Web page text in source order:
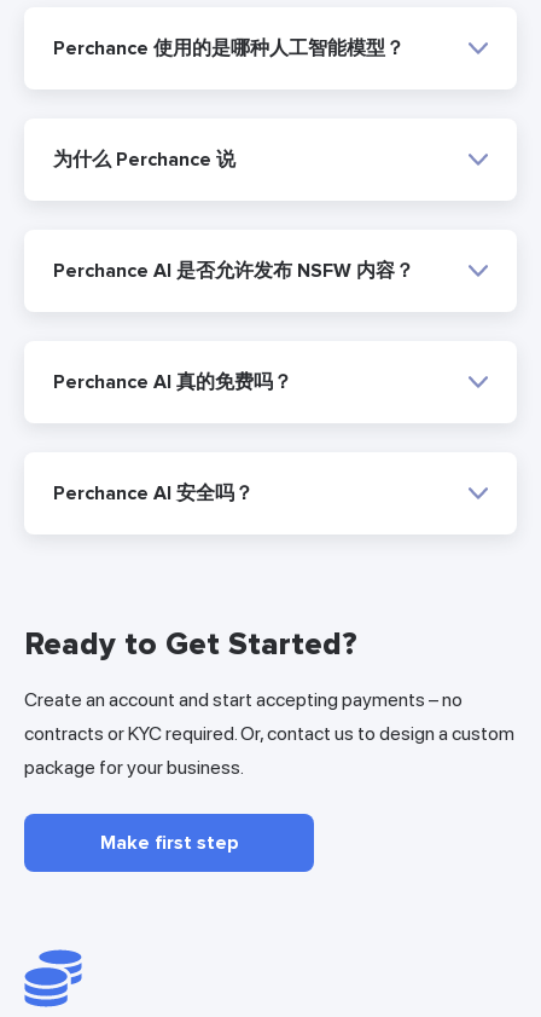
Perchance 使用的是哪种人工智能模型？
为什么 Perchance 说
Perchance AI 是否允许发布 NSFW 内容？
Perchance AI 真的免费吗？
Perchance AI 安全吗？
Ready to Get Started?
Create an account and start accepting payments – no
contracts or KYC required. Or, contact us to design a custom
package for your business.
Make first step